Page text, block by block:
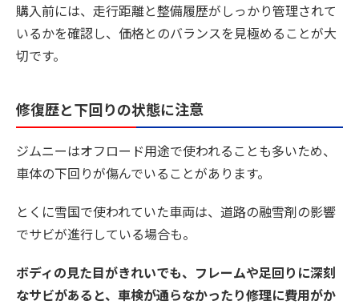
購入前には、走行距離と整備履歴がしっかり管理されて
いるかを確認し、価格とのバランスを見極めることが大
切です。
修復歴と下回りの状態に注意
ジムニーはオフロード用途で使われることも多いため、
車体の下回りが傷んでいることがあります。
とくに雪国で使われていた車両は、道路の融雪剤の影響
でサビが進行している場合も。
ボディの見た目がきれいでも、フレームや足回りに深刻
なサビがあると、車検が通らなかったり修理に費用がか